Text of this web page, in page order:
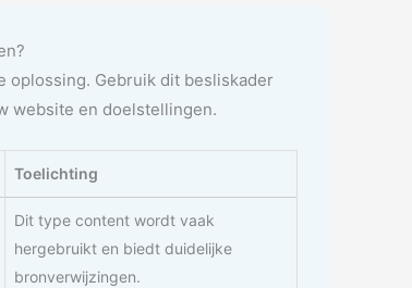
Gebruik dit besliskader
website en doelstellingen.
Toelichting
Dit type content wordt vaak
hergebruikt en biedt duidelijke
bronverwijzingen.